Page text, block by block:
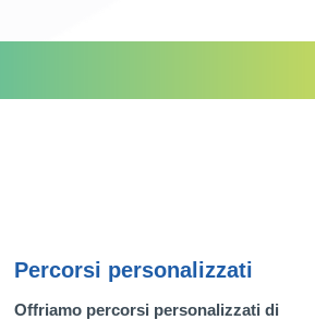
Percorsi personalizzati
Offriamo percorsi personalizzati di